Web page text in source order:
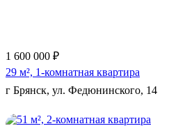
1 600 000 ₽
29 м², 1-комнатная квартира
г Брянск, ул. Федюнинского, 14